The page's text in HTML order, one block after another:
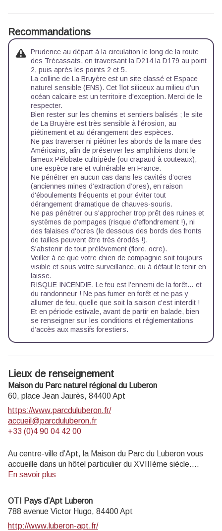
Recommandations
Prudence au départ à la circulation le long de la route
des Trécassats, en traversant la D214 la D179 au point
2, puis après les points 2 et 5.
La colline de La Bruyère est un site classé et Espace
naturel sensible (ENS). Cet îlot siliceux au milieu d’un
océan calcaire est un territoire d'exception. Merci de le
respecter.
Bien rester sur les chemins et sentiers balisés ; le site
de La Bruyère est très sensible à l'érosion, au
piétinement et au dérangement des espèces.
Ne pas traverser ni piétiner les abords de la mare des
Américains, afin de préserver les amphibiens dont le
fameux Pélobate cultripède (ou crapaud à couteaux),
une espèce rare et vulnérable en France.
Ne pénétrer en aucun cas dans les cavités d’ocres
(anciennes mines d’extraction d’ores), en raison
d'éboulements fréquents et pour éviter tout
dérangement dramatique de chauves-souris.
Ne pas pénétrer ou s'approcher trop prêt des ruines et
systèmes de pompages (risque d'effondrement !), ni
des falaises d'ocres (le dessous des bords des fronts
de tailles peuvent être très érodés !).
S'abstenir de tout prélèvement (flore, ocre).
Veiller à ce que votre chien de compagnie soit toujours
visible et sous votre surveillance, ou à défaut le tenir en
laisse.
RISQUE INCENDIE. Le feu est l’ennemi de la forêt… et
du randonneur ! Ne pas fumer en forêt et ne pas y
allumer de feu, quelle que soit la saison c'est interdit !
Et en période estivale, avant de partir en balade, bien
se renseigner sur les conditions et réglementations
d’accès aux massifs forestiers.
Lieux de renseignement
Maison du Parc naturel régional du Luberon
60, place Jean Jaurès, 84400Apt
https://www.parcduluberon.fr/
accueil@parcduluberon.fr
+33 (0)4 90 04 42 00
Au centre-ville d’Apt, la Maison du Parc du Luberon vous
accueille dans un hôtel particulier du XVIIIème siècle.
Informations touristiques et vente de livres, cartes,
Exposition permanente visite gratuite.
Musée de géologie entrée payante (4 € ; 2€ réduit ; gratuit
moins de 18 ans, scolaires, enseignants).
En savoir plus
OTI Pays d’Apt Luberon
788 avenue Victor Hugo, 84400Apt
http://www.luberon-apt.fr/